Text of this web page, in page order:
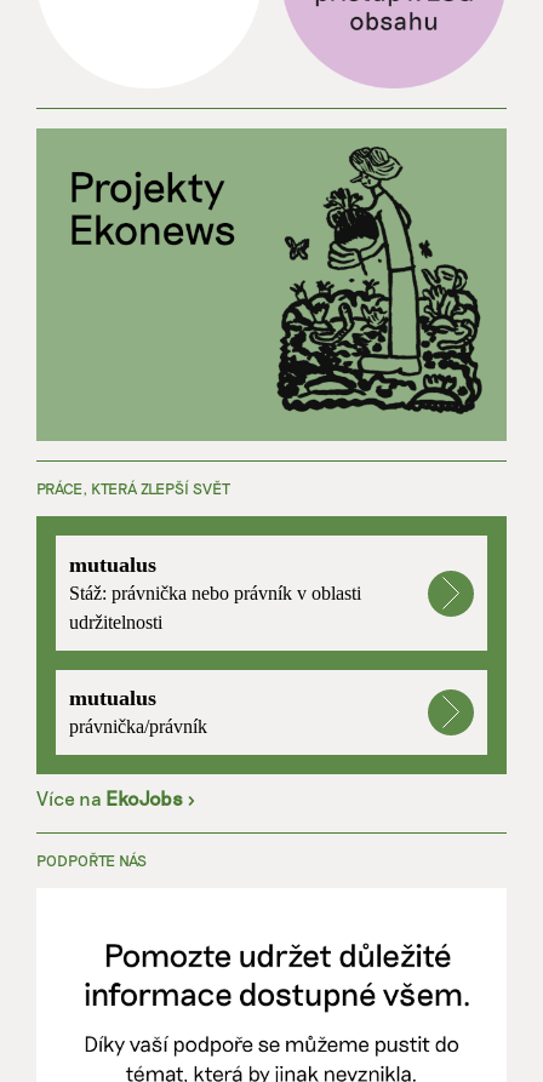
PRÁCE, KTERÁ ZLEPŠÍ SVĚT
mutualus
Stáž: právnička nebo právník v oblasti
udržitelnosti
mutualus
právnička/právník
Více na EkoJobs >
PODPOŘTE NÁS